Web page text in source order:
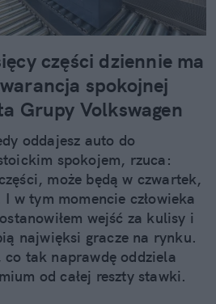
części dziennie ma
spokojnej
Grupy Volkswagen
oddajesz auto do
spokojem, rzuca:
może będą w czwartek,
w tym momencie człowieka
wejść za kulisy i
najwięksi gracze na rynku.
co tak naprawdę oddziela
od całej reszty stawki.